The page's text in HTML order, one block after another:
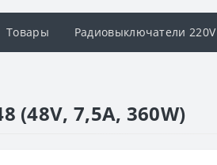
Товары Радиовыключатели 220V
(48V, 7,5A, 360W)